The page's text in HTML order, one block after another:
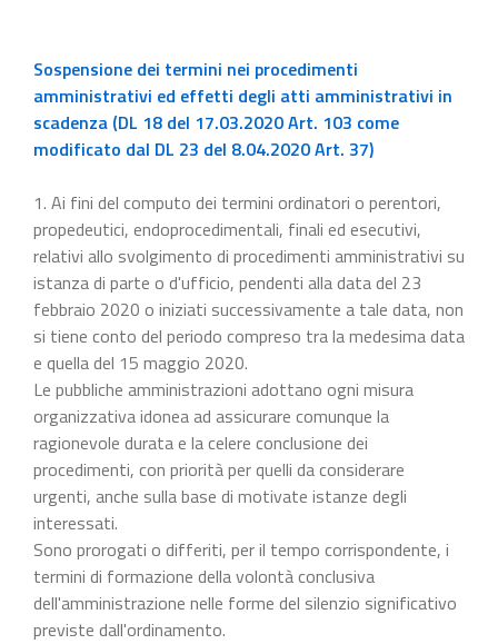
Sospensione dei termini nei procedimenti
amministrativi ed effetti degli atti amministrativi in
scadenza (DL 18 del 17.03.2020 Art. 103 come
modificato dal DL 23 del 8.04.2020 Art. 37)
1. Ai fini del computo dei termini ordinatori o perentori,
propedeutici, endoprocedimentali, finali ed esecutivi,
relativi allo svolgimento di procedimenti amministrativi su
istanza di parte o d'ufficio, pendenti alla data del 23
febbraio 2020 o iniziati successivamente a tale data, non
si tiene conto del periodo compreso tra la medesima data
e quella del 15 maggio 2020.
Le pubbliche amministrazioni adottano ogni misura
organizzativa idonea ad assicurare comunque la
ragionevole durata e la celere conclusione dei
procedimenti, con priorità per quelli da considerare
urgenti, anche sulla base di motivate istanze degli
interessati.
Sono prorogati o differiti, per il tempo corrispondente, i
termini di formazione della volontà conclusiva
dell'amministrazione nelle forme del silenzio significativo
previste dall'ordinamento.